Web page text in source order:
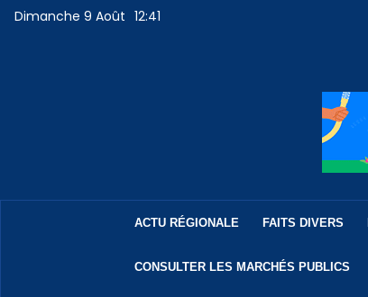
Dimanche 9 Août 12:41
ACTU RÉGIONALE FAITS DIVERS
CONSULTER LES MARCHÉS PUBLICS